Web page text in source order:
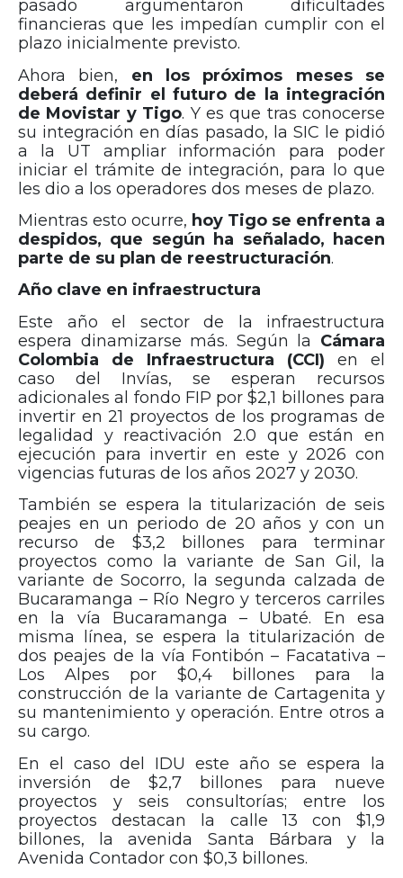
pasado argumentaron dificultades
financieras que les impedían cumplir con el
plazo inicialmente previsto.
Ahora bien, en los próximos meses se
deberá definir el futuro de la integración
de Movistar y Tigo. Y es que tras conocerse
su integración en días pasado, la SIC le pidió
a la UT ampliar información para poder
iniciar el trámite de integración, para lo que
les dio a los operadores dos meses de plazo.
Mientras esto ocurre, hoy Tigo se enfrenta a
despidos, que según ha señalado, hacen
parte de su plan de reestructuración.
Año clave en infraestructura
Este año el sector de la infraestructura
espera dinamizarse más. Según la Cámara
Colombia de Infraestructura (CCI) en el
caso del Invías, se esperan recursos
adicionales al fondo FIP por $2,1 billones para
invertir en 21 proyectos de los programas de
legalidad y reactivación 2.0 que están en
ejecución para invertir en este y 2026 con
vigencias futuras de los años 2027 y 2030.
También se espera la titularización de seis
peajes en un periodo de 20 años y con un
recurso de $3,2 billones para terminar
proyectos como la variante de San Gil, la
variante de Socorro, la segunda calzada de
Bucaramanga – Río Negro y terceros carriles
en la vía Bucaramanga – Ubaté. En esa
misma línea, se espera la titularización de
dos peajes de la vía Fontibón – Facatativa –
Los Alpes por $0,4 billones para la
construcción de la variante de Cartagenita y
su mantenimiento y operación. Entre otros a
su cargo.
En el caso del IDU este año se espera la
inversión de $2,7 billones para nueve
proyectos y seis consultorías; entre los
proyectos destacan la calle 13 con $1,9
billones, la avenida Santa Bárbara y la
Avenida Contador con $0,3 billones.